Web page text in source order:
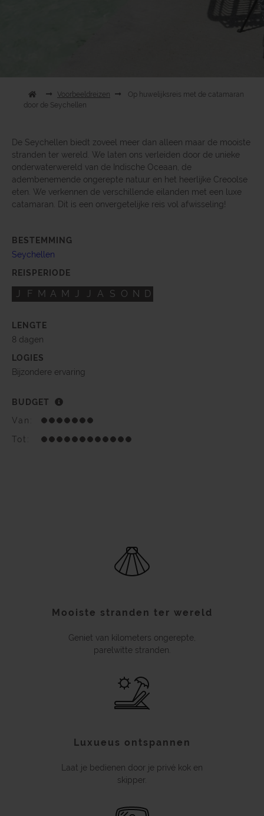
Voorbeeldreizen
Op huwelijksreis met de catamaran
door de Seychellen
De Seychellen biedt zoveel meer dan alleen maar de mooiste
stranden ter wereld. We laten ons verleiden door de unieke
onderwaterwereld van de Indische Oceaan, de
adembenemende ongerepte natuur en het heerlijke Creoolse
eten. We verkennen de verschillende eilanden met een luxe
catamaran. Dit is een onvergetelijke reis vol afwisseling!
BESTEMMING
Seychellen
REISPERIODE
J F M A M J J A S O N D
LENGTE
8 dagen
LOGIES
Bijzondere ervaring
BUDGET
Van:
Tot:
Mooiste stranden ter wereld
Geniet van kilometers ongerepte,
parelwitte stranden.
Luxueus ontspannen
Laat je bedienen door je privé kok en
skipper.